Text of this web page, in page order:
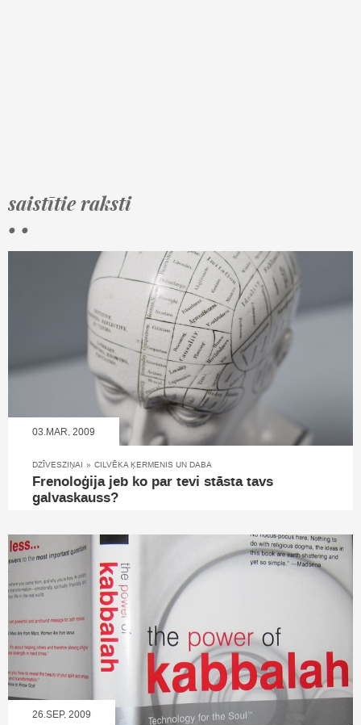
saistītie raksti
• •
03.MAR, 2009
DZĪVESZIŅAI » CILVĒKA ĶERMENIS UN DABA
Frenoloģija jeb ko par tevi stāsta tavs
galvaskauss?
26.SEP, 2009